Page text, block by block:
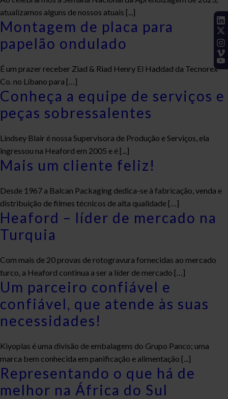
atualizamos alguns de nossos atuais [...]
Montagem de placa para
papelão ondulado
É um prazer receber Ziad & Riad Henry El Haddad da Tecnorex
Co. no Líbano para […]
Conheça a equipe de serviços e
peças sobressalentes
Lindsey Blair é nossa Supervisora de Produção e Serviços, ela
ingressou na Heaford em 2005 e é [...]
Mais um cliente feliz!
Desde 1967 a Balcan Packaging dedica-se à fabricação, venda e
distribuição de filmes técnicos de alta qualidade […]
Heaford – líder de mercado na
Turquia
Com mais de 20 provas de rotogravura fornecidas ao mercado
turco, a Heaford continua a ser a líder de mercado […]
Um parceiro confiável e
confiável, que atende às suas
necessidades!
Kiyoplas é uma divisão de embalagens do Grupo Panco; uma
marca bem conhecida em panificação e alimentação [...]
Representando o que há de
melhor na África do Sul